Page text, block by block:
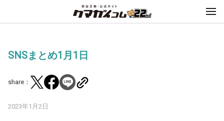
SNSまとめ1月1日
share：
2023年1月2日